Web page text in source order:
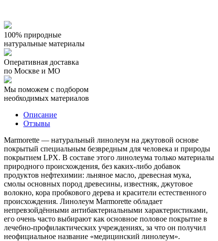
100% природные
натуральные материалы
Оперативная доставка
по Москве и МО
Мы поможем с подбором
необходимых материалов
Описание
Отзывы
Marmorette — натуральный линолеум на джутовой основе
покрытый специальным безвредным для человека и природы
покрытием LPX. В составе этого линолеума только материалы
природного происхождения, без каких-либо добавок
продуктов нефтехимии: льняное масло, древесная мука,
смолы основных пород древесины, известняк, джутовое
волокно, кора пробкового дерева и красители естественного
происхождения. Линолеум Marmorette обладает
непревзойдёнными антибактериальными характеристиками,
его очень часто выбирают как основное половое покрытие в
лечебно-профилактических учреждениях, за что он получил
неофициальное название «медицинский линолеум».